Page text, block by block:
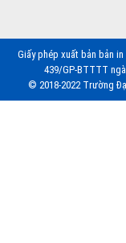
Giấy phép xuất bản bản
439/GP-BTTTT
© 2018-2022 Trường